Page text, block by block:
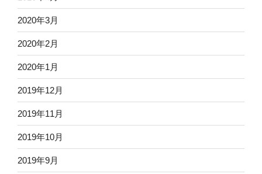
2020年3月
2020年2月
2020年1月
2019年12月
2019年11月
2019年10月
2019年9月